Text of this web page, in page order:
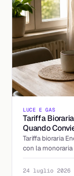
LUCE E GAS
Tariffa
Quando
Tariffa bioraria
con la monoraria
accendere la
24 luglio 2026